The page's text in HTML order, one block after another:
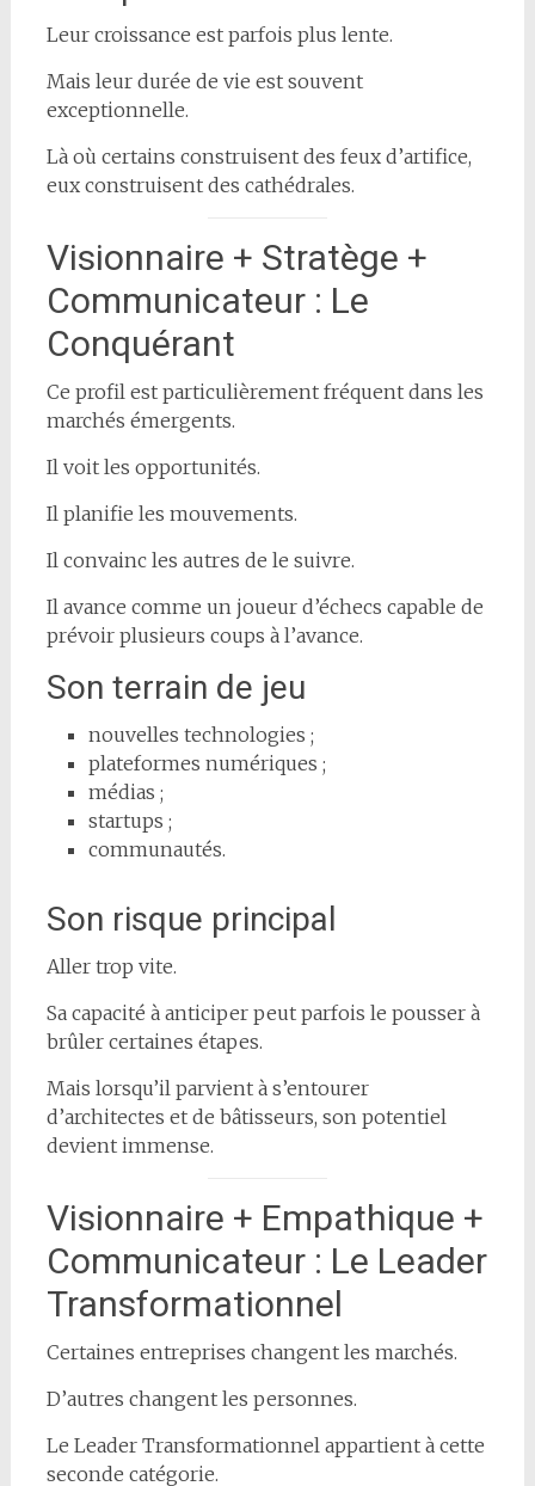
Leur croissance est parfois plus lente.
Mais leur durée de vie est souvent
exceptionnelle.
Là où certains construisent des feux d’artifice,
eux construisent des cathédrales.
Visionnaire + Stratège +
Communicateur : Le
Conquérant
Ce profil est particulièrement fréquent dans les
marchés émergents.
Il voit les opportunités.
Il planifie les mouvements.
Il convainc les autres de le suivre.
Il avance comme un joueur d’échecs capable de
prévoir plusieurs coups à l’avance.
Son terrain de jeu
nouvelles technologies ;
plateformes numériques ;
médias ;
startups ;
communautés.
Son risque principal
Aller trop vite.
Sa capacité à anticiper peut parfois le pousser à
brûler certaines étapes.
Mais lorsqu’il parvient à s’entourer
d’architectes et de bâtisseurs, son potentiel
devient immense.
Visionnaire + Empathique +
Communicateur : Le Leader
Transformationnel
Certaines entreprises changent les marchés.
D’autres changent les personnes.
Le Leader Transformationnel appartient à cette
seconde catégorie.